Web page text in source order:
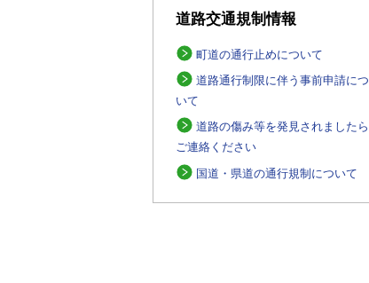
道路交通規制情報
町道の通行止めについて
道路通行制限に伴う事前申請につ
いて
道路の傷み等を発見されましたら
ご連絡ください
国道・県道の通行規制について